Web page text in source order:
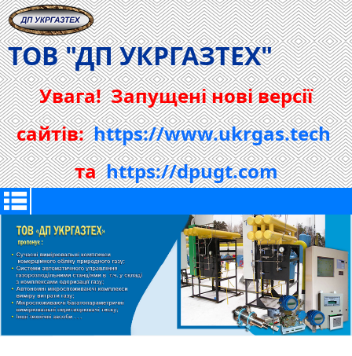
ТОВ "ДП УКРГАЗТЕХ"
Увага! Запущені нові версії
сайтів:https://www.ukrgas.tech
таhttps://dpugt.com